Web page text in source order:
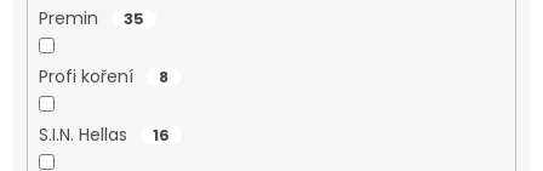
Premin 35
Profi koření 8
S.I.N. Hellas 16